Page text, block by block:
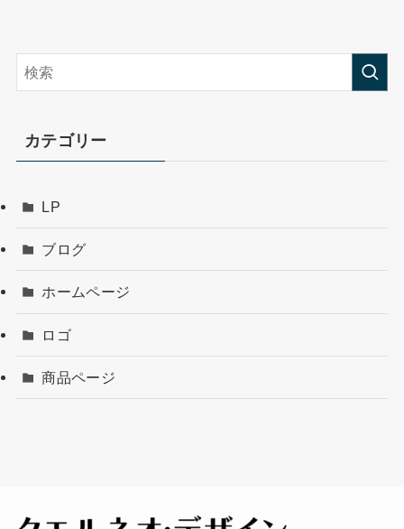
カテゴリー
LP
ブログ
ホームページ
ロゴ
商品ページ